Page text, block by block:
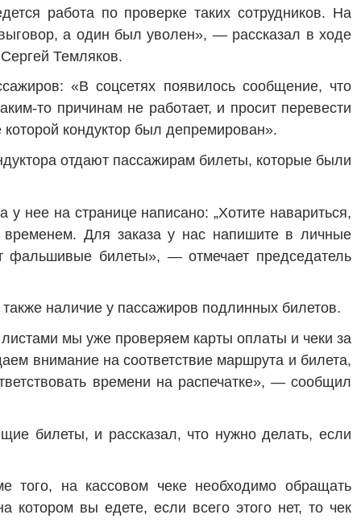
работа по проверке таких сотрудников. На
а один был уволен», — рассказал в ходе
Темляков.
«В соцсетях появилось сообщение, что
то причинам не работает, и просит перевести
кондуктор был депремирован».
отдают пассажирам билеты, которые были
нее на странице написано: „Хотите навариться,
Для заказа у нас напишите в личные
фальшивые билеты», — отмечает председатель
наличие у пассажиров подлинных билетов.
мы уже проверяем карты оплаты и чеки за
внимание на соответствие маршрута и билета,
времени на распечатке», — сообщил
билеты, и рассказал, что нужно делать, если
того, на кассовом чеке необходимо обращать
котором вы едете, если всего этого нет, то чек